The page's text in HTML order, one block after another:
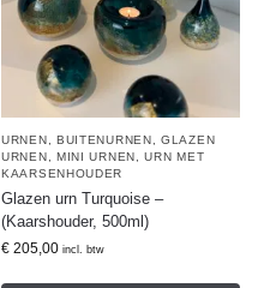
URNEN BUITENURNEN ,GLAZEN
URNEN
MINI URNEN ,URN MET
KAARSENHOUDER
Glazen urn Turquoise –
(Kaarshouder, 500ml)
€ 205,00 incl. btw